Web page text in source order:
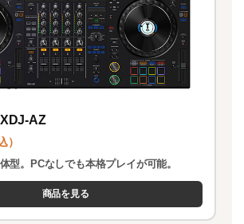
AZ
）
型。PCなしでも本格プレイが可能。
商品を見る